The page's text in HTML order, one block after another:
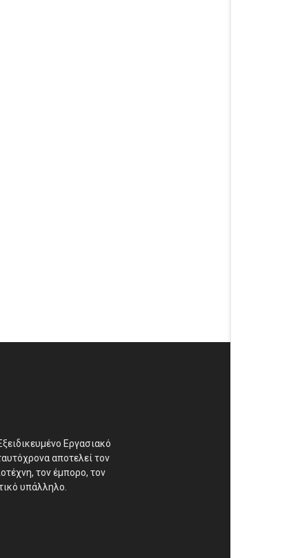
Εργασιακό
αποτελεί τον
τον έμπορο, τον
υπάλληλο.